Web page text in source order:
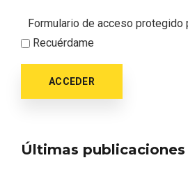
Formulario de acceso protegido
Recuérdame
ACCEDER
Últimas publicaciones